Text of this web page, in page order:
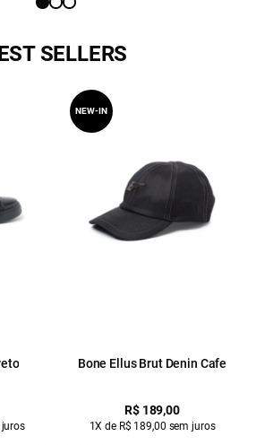
SELLERS
juros
Bone Ellus Brut Denin Cafe
R$ 189,00
1X de R$ 189,00 sem juros
NEW-IN